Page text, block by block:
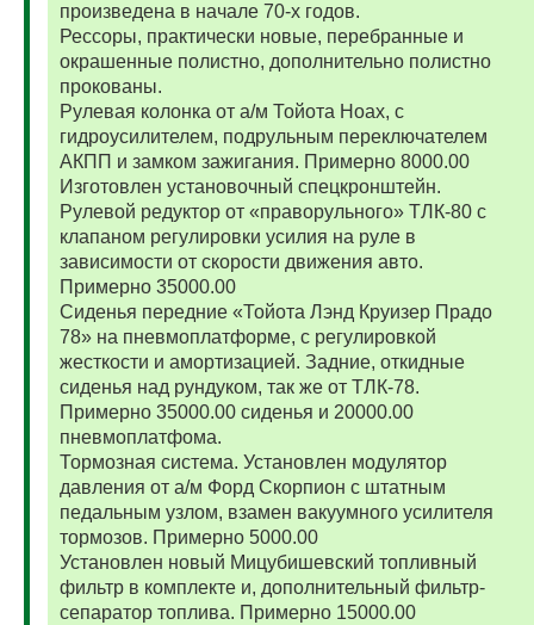
произведена в начале 70-х годов.
Рессоры, практически новые, перебранные и
окрашенные полистно, дополнительно полистно
прокованы.
Рулевая колонка от а/м Тойота Ноах, с
гидроусилителем, подрульным переключателем
АКПП и замком зажигания. Примерно 8000.00
Изготовлен установочный спецкронштейн.
Рулевой редуктор от «праворульного» ТЛК-80 с
клапаном регулировки усилия на руле в
зависимости от скорости движения авто.
Примерно 35000.00
Сиденья передние «Тойота Лэнд Круизер Прадо
78» на пневмоплатформе, с регулировкой
жесткости и амортизацией. Задние, откидные
сиденья над рундуком, так же от ТЛК-78.
Примерно 35000.00 сиденья и 20000.00
пневмоплатфома.
Тормозная система. Установлен модулятор
давления от а/м Форд Скорпион с штатным
педальным узлом, взамен вакуумного усилителя
тормозов. Примерно 5000.00
Установлен новый Мицубишевский топливный
фильтр в комплекте и, дополнительный фильтр-
сепаратор топлива. Примерно 15000.00